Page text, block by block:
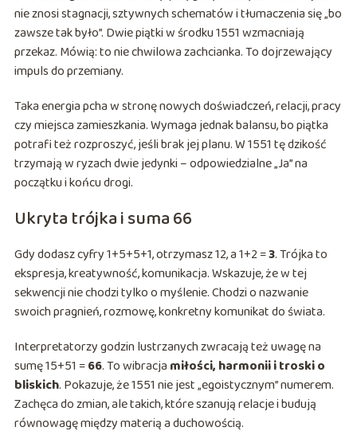
nie znosi stagnacji, sztywnych schematów i tłumaczenia się „bo
zawsze tak było”. Dwie piątki w środku 1551 wzmacniają
przekaz. Mówią: to nie chwilowa zachcianka. To dojrzewający
impuls do przemiany.
Taka energia pcha w stronę nowych doświadczeń, relacji, pracy
czy miejsca zamieszkania. Wymaga jednak balansu, bo piątka
potrafi też rozproszyć, jeśli brak jej planu. W 1551 tę dzikość
trzymają w ryzach dwie jedynki – odpowiedzialne „Ja” na
początku i końcu drogi.
Ukryta trójka i suma 66
Gdy dodasz cyfry 1+5+5+1, otrzymasz 12, a 1+2 =3. Trójka to
ekspresja, kreatywność, komunikacja. Wskazuje, że w tej
sekwencji nie chodzi tylko o myślenie. Chodzi o nazwanie
swoich pragnień, rozmowę, konkretny komunikat do świata.
Interpretatorzy godzin lustrzanych zwracają też uwagę na
sumę 15+51 =66. To wibracja miłości, harmonii i troski o
bliskich. Pokazuje, że 1551 nie jest „egoistycznym” numerem.
Zachęca do zmian, ale takich, które szanują relacje i budują
równowagę między materią a duchowością.